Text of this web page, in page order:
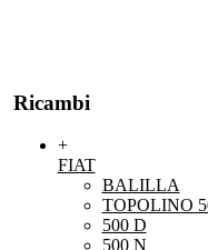
Ricambi
+
FIAT
BALILLA
TOPOLINO
500 D
500 N